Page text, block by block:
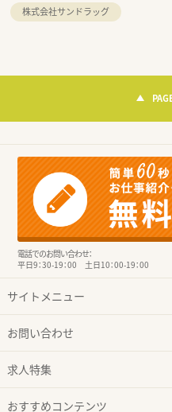
株式会社サンドラッグ
電話でのお問い合わせ：
平日9：30-19：00 土日10：00-19：00
サイトメニュー
お問い合わせ
求人特集
おすすめコンテンツ